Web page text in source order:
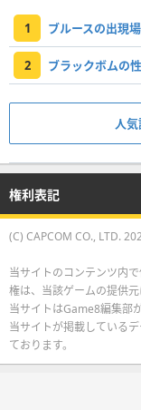
1 ブルースの出現
2 ブラックボムの
人
権利表記
(C) CAPCOM CO., LTD.
当サイトのコンテンツ内
権は、当該ゲームの提供元
当サイトはGame8編集部
当サイトが掲載している
ております。